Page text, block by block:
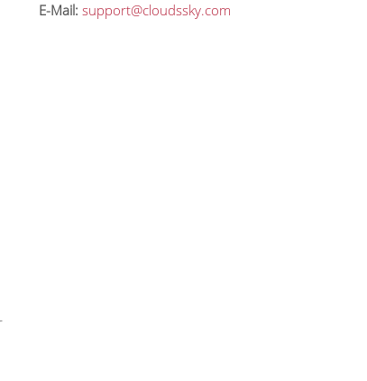
E-Mail: support@cloudssky.com